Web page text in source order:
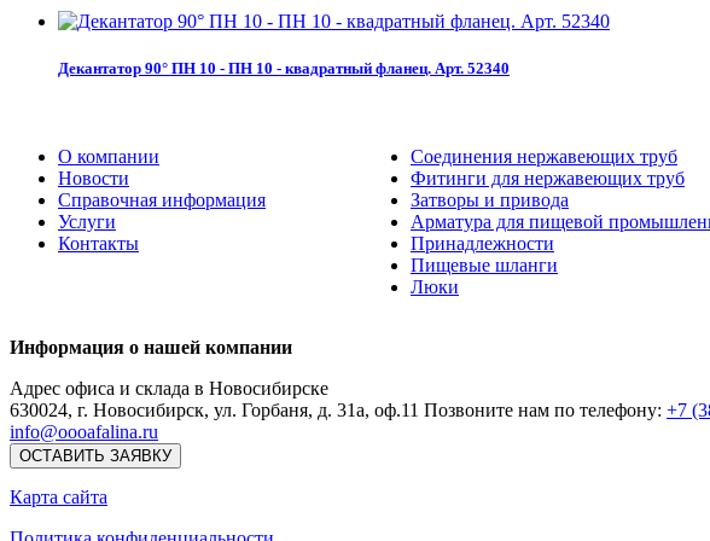
Декантатор 90° ПН 10 - ПН 10 - квадратный фланец. Арт. 52340
О компании
Новости
Справочная информация
Услуги
Контакты
Соединения нержавеющих труб
Фитинги для нержавеющих труб
Затворы и привода
Арматура для пищевой
Принадлежности
Пищевые шланги
Люки
Информация о нашей компании
Адрес офиса и склада в Новосибирске
630024, г. Новосибирск, ул. Горбаня, д. 31а, оф.11 Позвоните нам по телефону: +7
info@oooafalina.ru
ОСТАВИТЬ ЗАЯВКУ
Карта сайта